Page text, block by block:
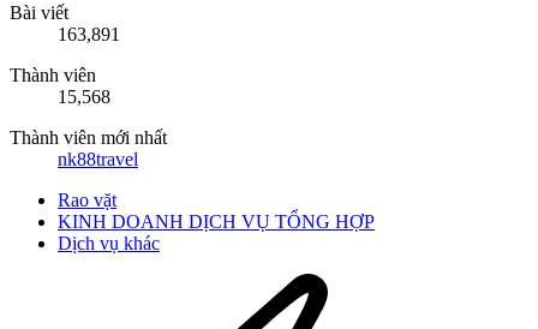
Bài viết
163,891
Thành viên
15,568
Thành viên mới nhất
nk88travel
Rao vặt
KINH DOANH DỊCH VỤ TỔNG HỢP
Dịch vụ khác